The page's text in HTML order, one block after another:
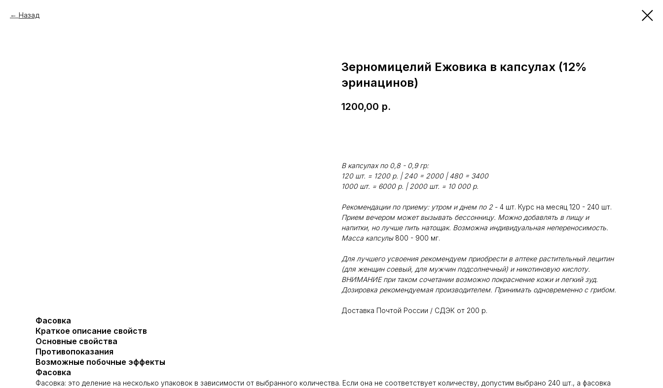
Назад
Зерномицелий Ежовика в капсулах (12%
эринацинов)
1200,00 р.
В капсулах по 0,8 - 0,9 гр:
120 шт. = 1200 р. | 240 = 2000 | 480 = 3400
1000 шт. = 6000 р. | 2000 шт. = 10 000 р.
Рекомендации по приему: утром и днем по 2- 4 шт. Курс на месяц 120 - 240 шт.
Прием вечером может вызывать бессонницу. Можно добавлять в пищу и
напитки, но лучше пить натощак. Возможна индивидуальная непереносимость.
Масса капсулы 800 - 900 мг.
Для лучшего усвоения рекомендуем приобрести в аптеке растительный лецитин
(для женщин соевый, для мужчин подсолнечный) и никотиновую кислоту.
ВНИМАНИЕ при таком сочетании возможно покраснение кожи и легкий зуд.
Дозировка рекомендуемая производителем. Принимать одновременно с грибом.
Доставка Почтой России / СДЭК от 200 р.
Фасовка
Краткое описание свойств
Основные свойства
Противопоказания
Возможные побочные эффекты
Фасовка
Фасовка: это деление на несколько упаковок в зависимости от выбранного количества. Если она не соответствует количеству, допустим выбрано 240 шт., а фасовка